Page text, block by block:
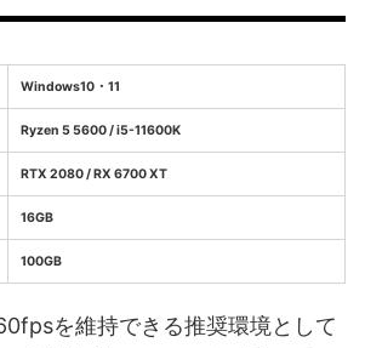
Windows10・11
Ryzen 5 5600 / i5-11600K
RTX 2080 / RX 6700 XT
16GB
100GB
を維持できる推奨環境として